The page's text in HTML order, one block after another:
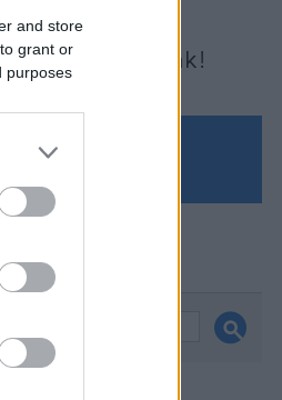
and store
grant or
purposesÍrjon nekünk!